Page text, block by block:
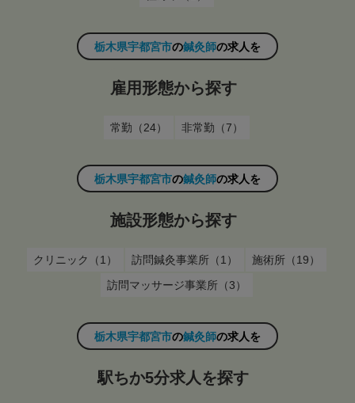
栃木県宇都宮市の鍼灸師の求人を
雇用形態から探す
常勤（24） 非常勤（7）
栃木県宇都宮市の鍼灸師の求人を
施設形態から探す
クリニック（1） 訪問鍼灸事業所（1）
施術所（19）
訪問マッサージ事業所（3）
栃木県宇都宮市の鍼灸師の求人を
駅ちか5分求人を探す